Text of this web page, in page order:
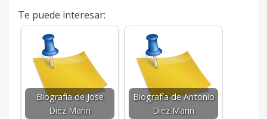
Te puede interesar:
Biografía de Jose
Diez Marin
Biografía de Antonio
Diez Marin